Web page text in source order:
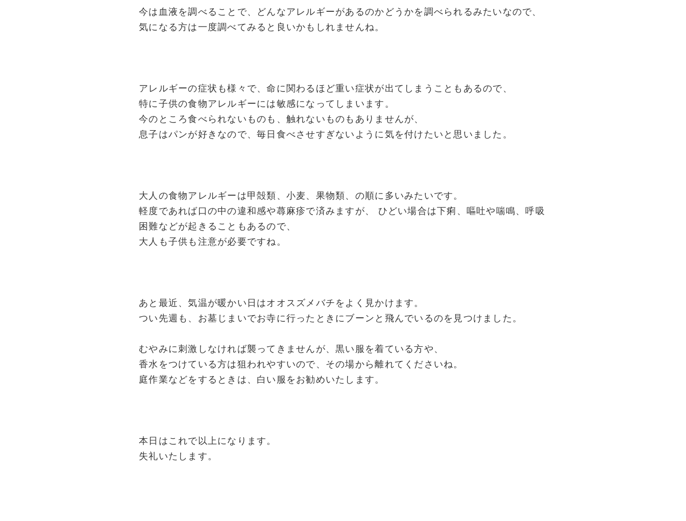
今は血液を調べることで、どんなアレルギーがあるのかどうかを調べられるみたいなので、
気になる方は一度調べてみると良いかもしれませんね。
アレルギーの症状も様々で、命に関わるほど重い症状が出てしまうこともあるので、
特に子供の食物アレルギーには敏感になってしまいます。
今のところ食べられないものも、触れないものもありませんが、
息子はパンが好きなので、毎日食べさせすぎないように気を付けたいと思いました。
大人の食物アレルギーは甲殻類、小麦、果物類、の順に多いみたいです。
軽度であれば口の中の違和感や蕁麻疹で済みますが、 ひどい場合は下痢、嘔吐や喘鳴、呼吸
困難などが起きることもあるので、
大人も子供も注意が必要ですね。
あと最近、気温が暖かい日はオオスズメバチをよく見かけます。
つい先週も、お墓じまいでお寺に行ったときにブーンと飛んでいるのを見つけました。
むやみに刺激しなければ襲ってきませんが、黒い服を着ている方や、
香水をつけている方は狙われやすいので、その場から離れてくださいね。
庭作業などをするときは、白い服をお勧めいたします。
本日はこれで以上になります。
失礼いたします。